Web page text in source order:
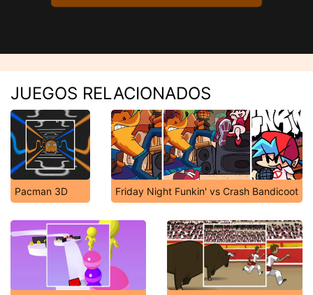
JUEGOS RELACIONADOS
Pacman 3D Friday Night Funkin' vs Crash Bandicoot